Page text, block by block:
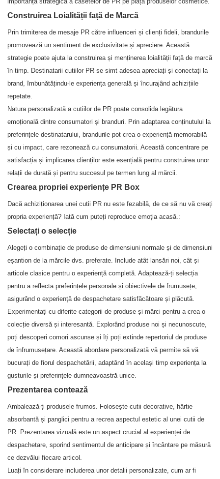
Construirea Loialității față de Marcă
Prin trimiterea de mesaje PR către influenceri și clienți fideli, brandurile
promovează un sentiment de exclusivitate și apreciere. Această
strategie poate ajuta la construirea și menținerea loialității față de marcă
în timp. Destinatarii cutiilor PR se simt adesea apreciați și conectați la
brand, îmbunătățindu-le experiența generală și încurajând achizițiile
repetate.
Natura personalizată a cutiilor de PR poate consolida legătura
emoțională dintre consumatori și branduri. Prin adaptarea conținutului la
preferințele destinatarului, brandurile pot crea o experiență memorabilă
și cu impact, care rezonează cu consumatorii. Această concentrare pe
satisfacția și implicarea clienților este esențială pentru construirea unor
relații de durată și pentru succesul pe termen lung al mărcii.
Crearea propriei experiențe PR Box
Dacă achiziționarea unei cutii PR nu este fezabilă, de ce să nu vă creați
propria experiență? Iată cum puteți reproduce emoția acasă.:
Selectați o selecție
Alegeți o combinație de produse de dimensiuni normale și de dimensiuni
eșantion de la mărcile dvs. preferate. Include atât lansări noi, cât și
articole clasice pentru o experiență completă. Adaptează-ți selecția
pentru a reflecta preferințele personale și obiectivele de frumusețe,
asigurând o experiență de despachetare satisfăcătoare și plăcută.
Experimentați cu diferite categorii de produse și mărci pentru a crea o
colecție diversă și interesantă. Explorând produse noi și necunoscute,
poți descoperi comori ascunse și îți poți extinde repertoriul de produse
de înfrumusețare. Această abordare personalizată vă permite să vă
bucurați de fiorul despachetării, adaptând în același timp experiența la
gusturile și preferințele dumneavoastră unice.
Prezentarea contează
Ambalează-ți produsele frumos. Folosește cutii decorative, hârtie
absorbantă și panglici pentru a recrea aspectul estetic al unei cutii de
PR. Prezentarea vizuală este un aspect crucial al experienței de
despachetare, sporind sentimentul de anticipare și încântare pe măsură
ce dezvălui fiecare articol.
Luați în considerare includerea unor detalii personalizate, cum ar fi